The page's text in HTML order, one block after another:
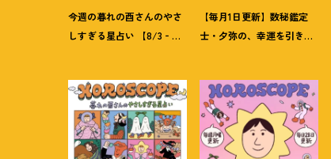
今週の暮れの酉さんのやさ
しすぎる星占い 【8/3‐
【毎月1日更新】数秘鑑定
士・夕弥の、幸運を引き寄